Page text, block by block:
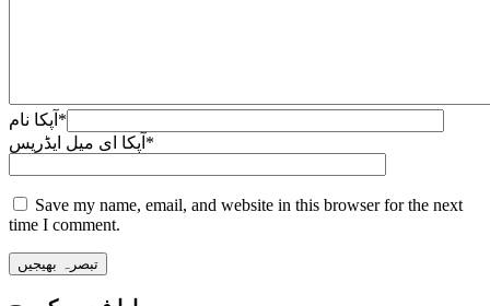
آپکا نام *
آپکا ای میل ایڈریس *
Save my name, email, and website in this browser for the next
time I comment.